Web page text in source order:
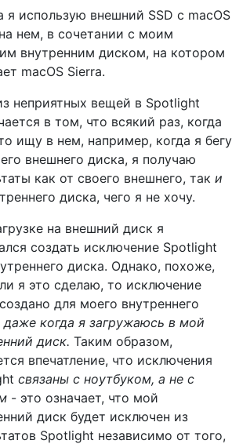
я использую внешний SSD с macOS
нем, в сочетании с моим
внутренним диском, на котором
macOS Sierra.
неприятных вещей в Spotlight
в том, что всякий раз, когда
ищу в нем, например, когда я бегу
внешнего диска, я получаю
как от своего внешнего, так и
диска, чего я не хочу.
на внешний диск я
создать исключение Spotlight
диска. Однако, похоже,
я это сделаю, то исключение
для моего внутреннего
даже когда я загружаюсь в мой
диск. Таким образом,
впечатление, что исключения
связаны с ноутбуком, а не с
- это означает, что мой
диск будет исключен из
Spotlight независимо от того,